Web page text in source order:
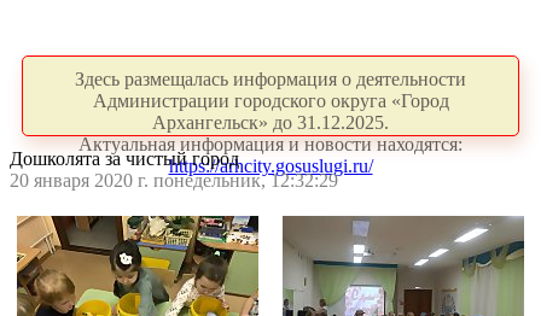
Здесь размещалась информация о деятельности
Администрации городского округа «Город
Архангельск» до 31.12.2025.
Актуальная информация и новости находятся:
https://arhcity.gosuslugi.ru/
Дошколята за чистый город
20 января 2020 г. понедельник, 12:32:29